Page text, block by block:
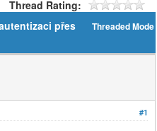
Thread Rating:
Threaded Mode
přes
#1